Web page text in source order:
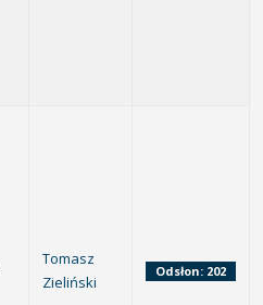
Tomasz
Zieliński
Odsłon: 202